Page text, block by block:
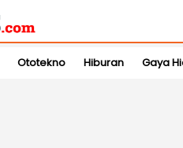
Ototekno Hiburan Gaya